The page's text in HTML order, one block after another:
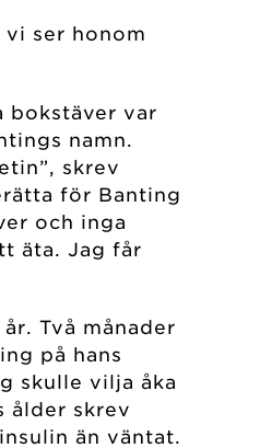
ser honom
bokstäver var
namn.
skrev
för Banting
och inga
äta. Jag får
Två månader
på hans
skulle vilja åka
ålder skrev
än väntat.